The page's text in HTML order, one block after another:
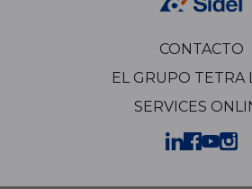
CONTACTO
EL GRUPO TETRA
SERVICES